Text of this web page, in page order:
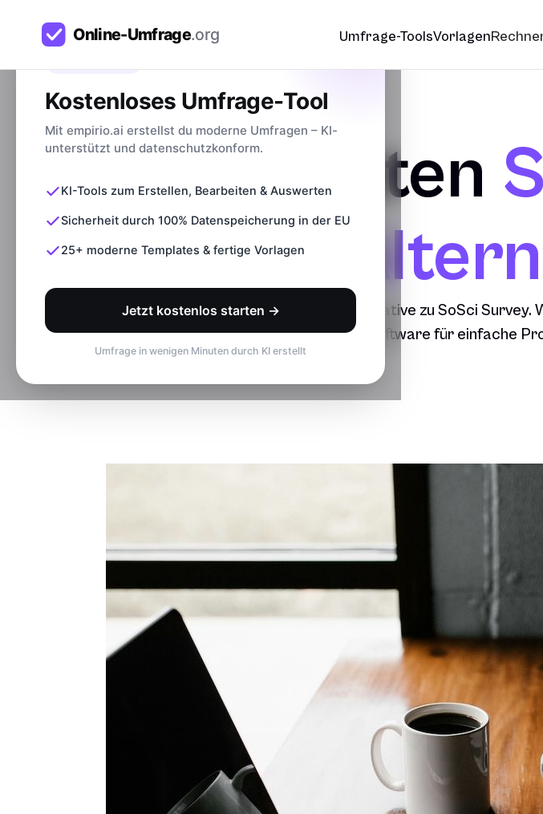
Kostenloses Umfrage-Tool
Mit empirio.ai erstellst du moderne Umfragen – KI-
unterstützt und datenschutzkonform.
KI-Tools zum Erstellen, Bearbeiten & Auswerten
Sicherheit durch 100% Datenspeicherung in der EU
25+ moderne Templates & fertige Vorlagen
Jetzt kostenlos starten →
Umfrage in wenigen Minuten durch KI erstellt
Umfrage-ToolsVorlagen
Die besten
Finde mit uns die perkte Alternative zu SoSci
kostenloser Software für einfache